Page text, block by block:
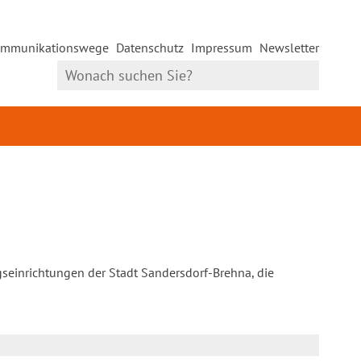
Datenschutz Impressum Newsletter
der Stadt Sandersdorf-Brehna, die